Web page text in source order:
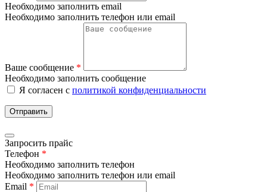
Необходимо заполнить email
Необходимо заполнить телефон или email
Ваше сообщение *
Необходимо заполнить сообщение
Я согласен с политикой конфиденциальности
Отправить
Запросить прайс
Телефон *
Необходимо заполнить телефон
Необходимо заполнить телефон или email
Email *